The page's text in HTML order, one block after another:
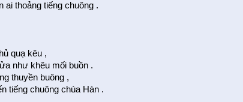
ai thoảng tiếng chuông .
quạ kêu ,
như khêu mối buồn .
thuyền buông ,
tiếng chuông chùa Hàn .